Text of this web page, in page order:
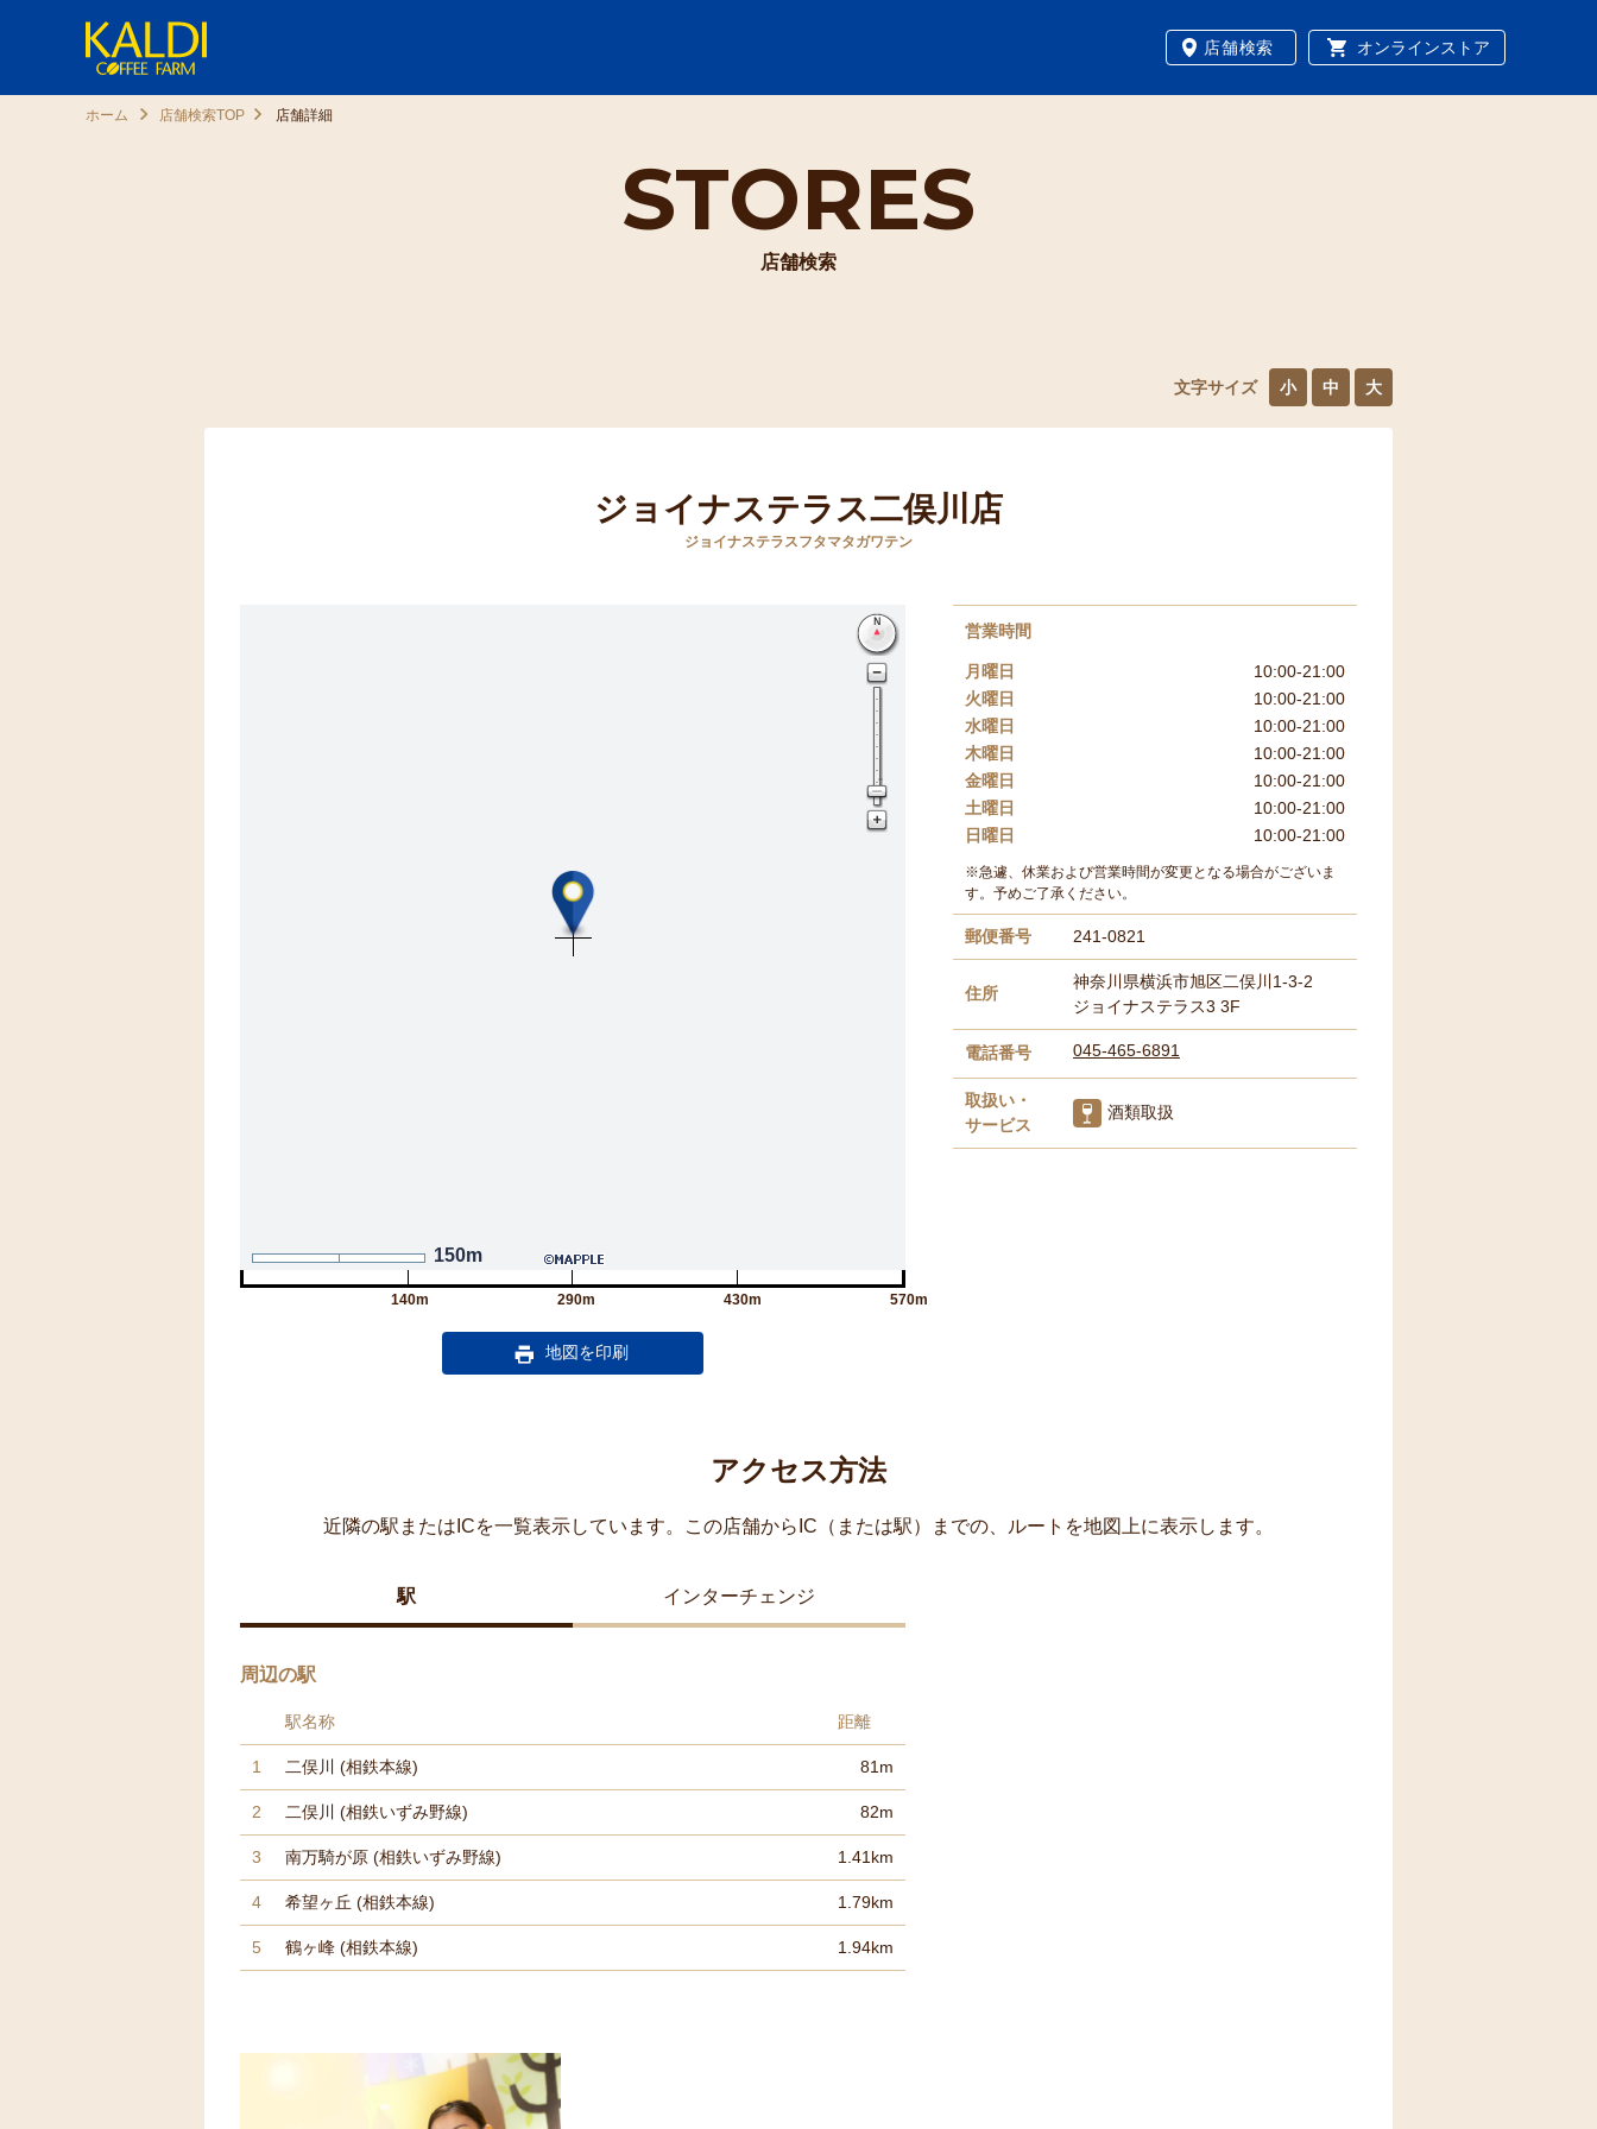
店舗検索 オンラインストア
STORES
店舗検索
ホーム 店舗検索TOP 店舗詳細
文字サイズ 小 中 大
ジョイナステラス二俣川店
ジョイナステラスフタマタガワテン
150m
140m 290m 430m 570m
営業時間
月曜日
10:00-21:00
火曜日
10:00-21:00
水曜日
10:00-21:00
木曜日
10:00-21:00
金曜日
10:00-21:00
土曜日
10:00-21:00
日曜日
10:00-21:00
※急遽、休業および営業時間が変更となる場合がございま
す。予めご了承ください。
郵便番号 241-0821
住所
神奈川県横浜市旭区二俣川1-3-2
ジョイナステラス3 3F
電話番号 045-465-6891
取扱い・
サービス
酒類取扱
アクセス方法
近隣の駅またはICを一覧表示しています。この店舗からIC（または駅）までの、ルートを地図上に表示します。
駅 インターチェンジ
周辺の駅
駅名称 距離
1 二俣川 (相鉄本線) 81m
2 二俣川 (相鉄いずみ野線) 82m
3 南万騎が原 (相鉄いずみ野線) 1.41km
4 希望ヶ丘 (相鉄本線) 1.79km
5 鶴ヶ峰 (相鉄本線) 1.94km